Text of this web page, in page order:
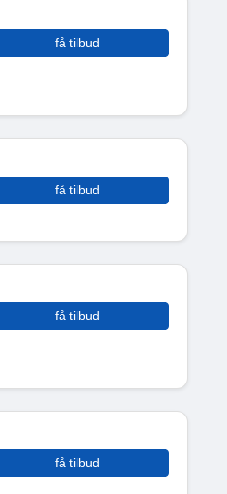
få tilbud
få tilbud
få tilbud
få tilbud